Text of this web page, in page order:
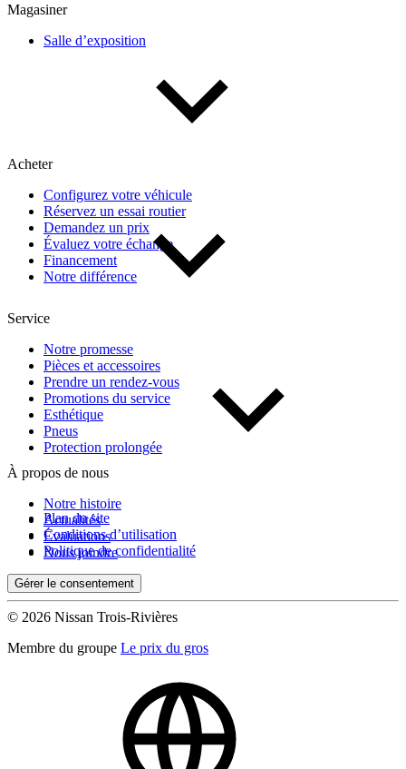
Magasiner
Salle d’exposition
Acheter
Configurez votre véhicule
Réservez un essai routier
Demandez un prix
Évaluez votre échange
Financement
Notre différence
Service
Notre promesse
Pièces et accessoires
Prendre un rendez-vous
Promotions du service
Esthétique
Pneus
Protection prolongée
À propos de nous
Notre histoire
Actualités
Évaluations
Nous joindre
Plan du site
Conditions d’utilisation
Politique de confidentialité
Gérer le consentement
© 2026 Nissan Trois-Rivières
Membre du groupe Le prix du gros